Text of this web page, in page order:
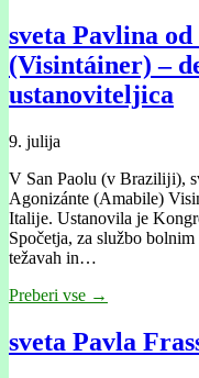
sveta Pavlina od
(Visintáiner) –
ustanoviteljica
9. julija
V San Paolu (v Brazilĳi),
Agonizánte (Amabile)
Italĳe. Ustanovila je
Spočetja, za službo
težavah in…
Preberi vse →
sveta Pavla